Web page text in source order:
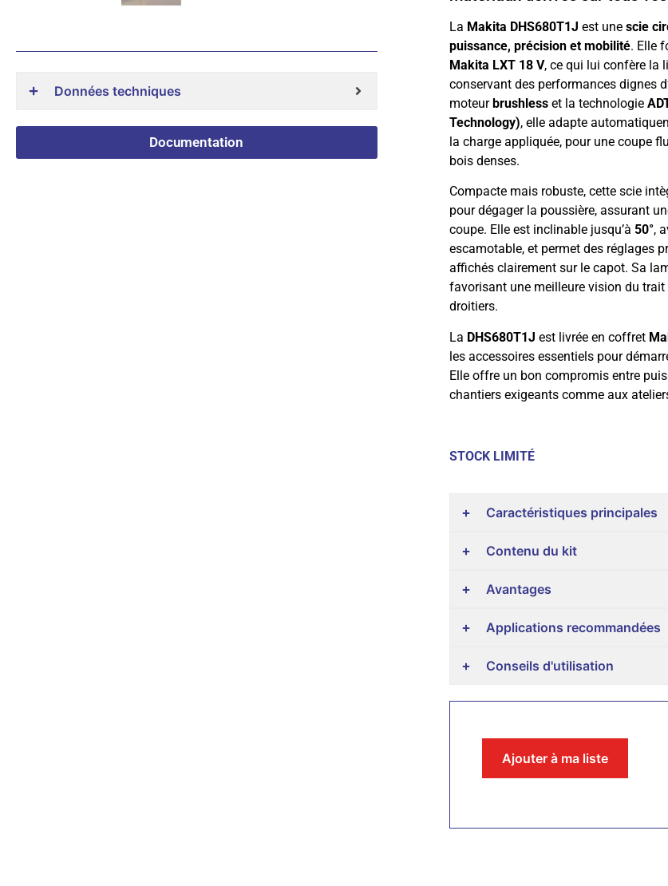
Données techniques
Documentation
La Makita DHS680T1J est une scie
puissance, précision et mobilité. Elle
Makita LXT 18 V, ce qui lui confère la
conservant des performances dignes
moteurbrushlesset la technologie
Technology), elle adapte
la charge appliquée, pour une coupe
bois denses.
Compacte mais robuste, cette scie
pour dégager la poussière, assurant
coupe. Elle est inclinable jusqu’à 50°,
escamotable, et permet des réglages
affichés clairement sur le capot. Sa
favorisant une meilleure vision du
droitiers.
La DHS680T1J est livrée en coffret
les accessoires essentiels pour
Elle offre un bon compromis entre
chantiers exigeants comme aux
STOCK LIMITÉ
Caractéristiques principales
Contenu du kit
Avantages
Applications recommandées
Conseils d'utilisation
Ajouter à ma liste